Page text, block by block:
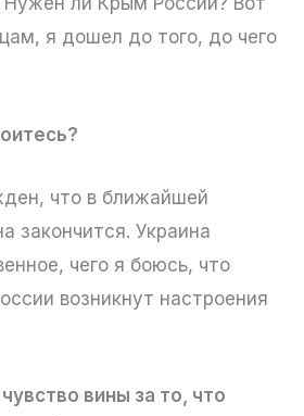
я дошел до того, до чего
что в ближайшей
закончится. Украина
чего я боюсь, что
возникнут настроения
вины за то, что